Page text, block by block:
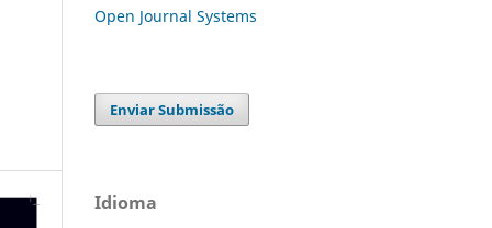
Open Journal Systems
Enviar Submissão
Idioma